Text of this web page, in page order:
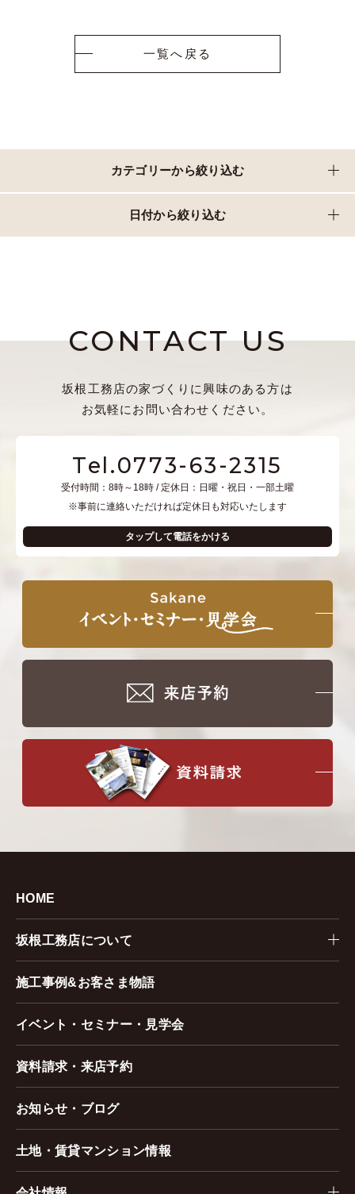
一覧へ戻る
カテゴリーから絞り込む
日付から絞り込む
CONTACT US
坂根工務店の家づくりに興味のある方は
お気軽にお問い合わせください。
Tel.0773-63-2315
受付時間：8時～18時 / 定休日：日曜・祝日・一部土曜
※事前に連絡いただければ定休日も対応いたします
タップして電話をかける
HOME
坂根工務店について
施工事例&お客さま物語
イベント・セミナー・見学会
資料請求・来店予約
お知らせ・ブログ
土地・賃貸マンション情報